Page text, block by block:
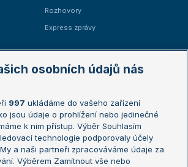
Rozhovory
Express zprávy
Australian Open
French Open
Wimbledon
US Open
osobních údajů nás
997 ukládáme do vašeho zařízení
jsou údaje o prohlížení nebo jedinečné
k nim přístup. Výběr Souhlasím
technologie podporovaly účely
a naši partneři zpracováváme údaje za
Výběrem Zamítnout vše nebo